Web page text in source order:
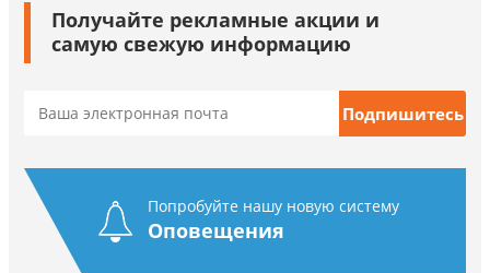
Получайте рекламные акции и
самую свежую информацию
Попробуйте нашу новую систему
Оповещения